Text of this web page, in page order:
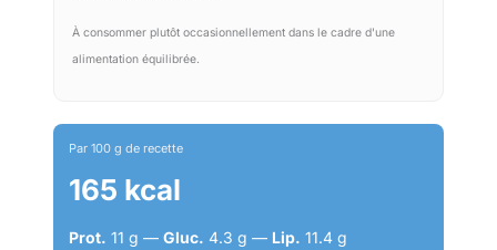
À consommer plutôt occasionnellement dans le cadre d'une
alimentation équilibrée.
Par 100 g de recette
165 kcal
Prot. 11 g — Gluc. 4.3 g — Lip. 11.4 g